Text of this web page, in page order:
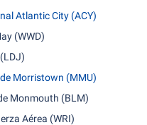
Atlantic City (ACY)
(WWD)
Morristown (MMU)
Monmouth (BLM)
Aérea (WRI)